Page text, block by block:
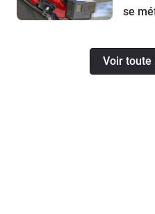
se
Voir toute